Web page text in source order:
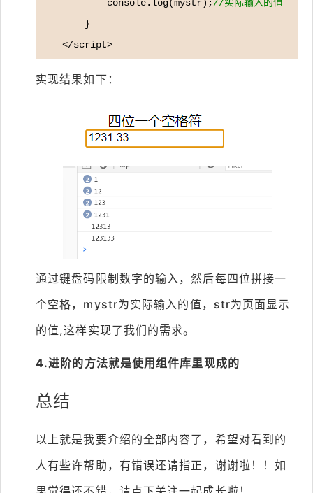
            console.log(mystr);
//实际输入的值
</script>
实现结果如下：
通过键盘码限制数字的输入，然后每四位拼接一
个空格，mystr为实际输入的值，str为页面显示
的值,这样实现了我们的需求。
4.进阶的方法就是使用组件库里现成的
总结
以上就是我要介绍的全部内容了，希望对看到的
人有些许帮助，有错误还请指正，谢谢啦！！如